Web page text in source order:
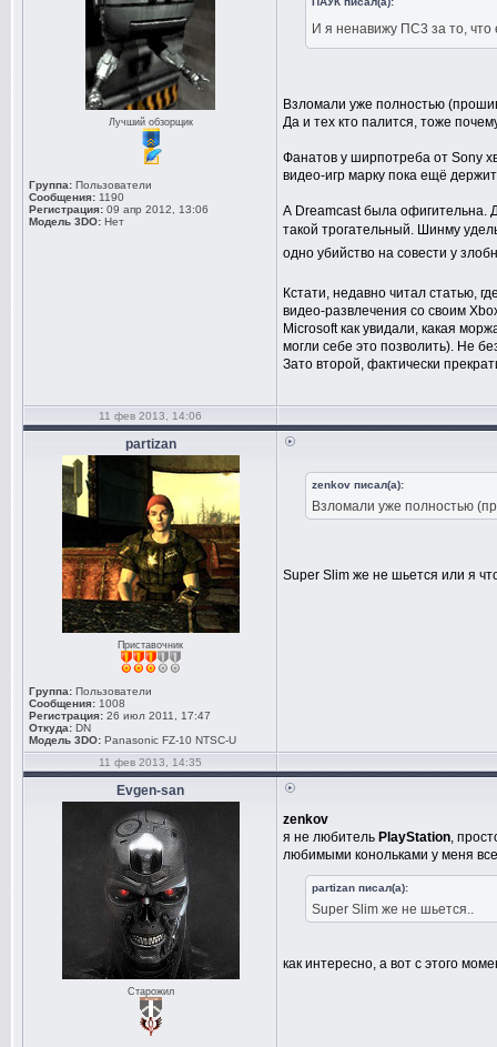
Лучший обзорщик
Группа: Пользователи
Сообщения: 1190
Регистрация: 09 апр 2012, 13:06
Модель 3DO: Нет
И я ненавижу ПС3 за то,
Взломали уже полностью
Да и тех кто палится, тоже
Фанатов у ширпотреба от Sony
видео-игр марку пока ещё
А Dreamcast была офигительна.
такой трогательный. Шинму
одно убийство на совести у
Кстати, недавно читал статью,
видео-развлечения со своим
Microsoft как увидали, какая
могли себе это позволить). Не
Зато второй, фактически
11 фев 2013, 14:06
partizan
Приставочник
Группа: Пользователи
Сообщения: 1008
Регистрация: 26 июл 2011, 17:47
Откуда: DN
Модель 3DO: Panasonic FZ-10 NTSC-U
zenkov писал(а):
Взломали уже полностью
Super Slim же не шьется или я
11 фев 2013, 14:35
Evgen-san
Старожил
zenkov
я не любитель PlayStation,
любимыми конольками у меня
partizan писал(а):
Super Slim же не шьется..
как интересно, а вот с этого